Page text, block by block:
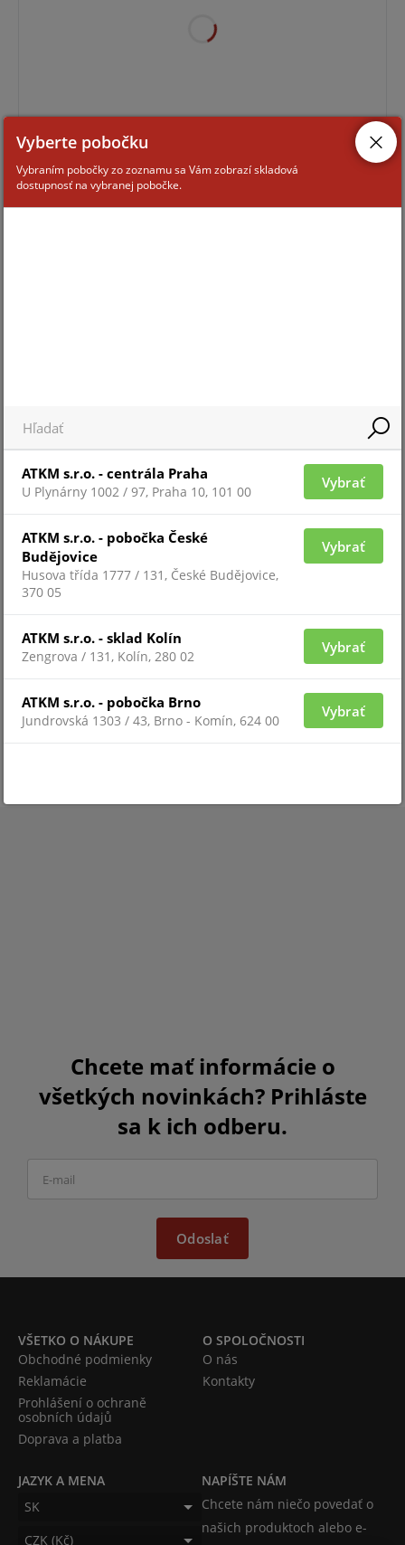
Pre zobrazenie informácií je nutné byť prihlásený
Pre zobrazenie informácií je nutné byť prihlásený
MHS-409
Pre zobrazenie informácií je nutné byť prihlásený
Chcete mať informácie o
všetkých novinkách? Prihláste
sa k ich odberu.
Odoslať
VŠETKO O NÁKUPE
Obchodné podmienky
Reklamácie
Prohlášení o ochraně
osobních údajů
Doprava a platba
O SPOLOČNOSTI
O nás
Kontakty
JAZYK A MENA
SK
CZK (Kč)
NAPÍŠTE NÁM
Chcete nám niečo povedať o
našich produktoch alebo e-
Vyberte pobočku
Vybraním pobočky zo zoznamu sa Vám zobrazí skladová
dostupnosť na vybranej pobočke.
ATKM s.r.o. - centrála Praha
U Plynárny 1002 / 97, Praha 10, 101 00
Vybrať
ATKM s.r.o. - pobočka České
Budějovice
Husova třída 1777 / 131, České Budějovice,
370 05
Vybrať
ATKM s.r.o. - sklad Kolín
Zengrova / 131, Kolín, 280 02
Vybrať
ATKM s.r.o. - pobočka Brno
Jundrovská 1303 / 43, Brno - Komín, 624 00
Vybrať